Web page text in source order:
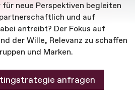
neue Perspektiven begleiten
und auf
antreibt? Der Fokus auf
der Wille, Relevanz zu schaffen
und Marken.
anfragen